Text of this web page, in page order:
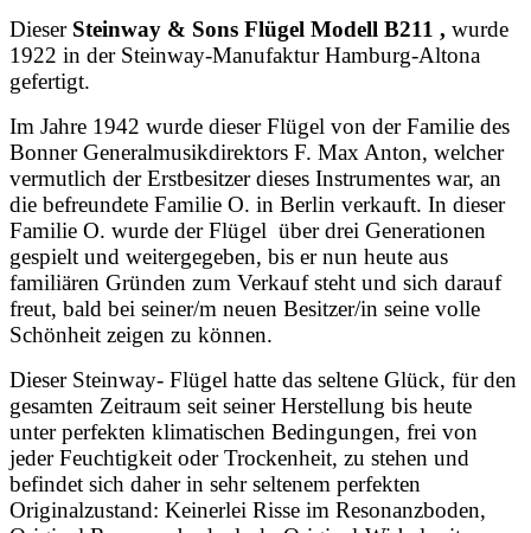
Dieser Steinway & Sons Flügel Modell B211 , wurde
1922 in der Steinway-Manufaktur Hamburg-Altona
gefertigt.
Im Jahre 1942 wurde dieser Flügel von der Familie des
Bonner Generalmusikdirektors F. Max Anton, welcher
vermutlich der Erstbesitzer dieses Instrumentes war, an
die befreundete Familie O. in Berlin verkauft. In dieser
Familie O. wurde der Flügel über drei Generationen
gespielt und weitergegeben, bis er nun heute aus
familiären Gründen zum Verkauf steht und sich darauf
freut, bald bei seiner/m neuen Besitzer/in seine volle
Schönheit zeigen zu können.
Dieser Steinway- Flügel hatte das seltene Glück, für den
gesamten Zeitraum seit seiner Herstellung bis heute
unter perfekten klimatischen Bedingungen, frei von
jeder Feuchtigkeit oder Trockenheit, zu stehen und
befindet sich daher in sehr seltenem perfekten
Originalzustand: Keinerlei Risse im Resonanzboden,